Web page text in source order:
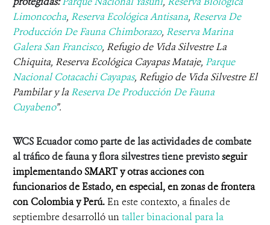
Limoncocha, Reserva Ecológica Antisana, Reserva De
Producción De Fauna Chimborazo, Reserva Marina
Galera San Francisco, Refugio de Vida Silvestre La
Chiquita, Reserva Ecológica Cayapas Mataje, Parque
Nacional Cotacachi Cayapas, Refugio de Vida Silvestre El
Pambilar y la Reserva De Producción De Fauna
Cuyabeno”.
WCS Ecuador como parte de las actividades de combate
al tráfico de fauna y flora silvestres tiene previstoseguir
implementando SMARTy otras accionescon
funcionarios de Estado, en especial, en zonas de frontera
con Colombia y Perú.En este contexto, afinales de
septiembre desarrolló untaller binacional para la